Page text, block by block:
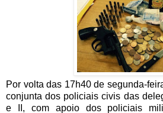
Por volta das 17h40 de segunda-
conjunta dos policiais civis das
e II, com apoio dos policiais